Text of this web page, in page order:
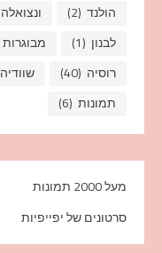
הולנד (2) ונצואלה
לבנון (1) מבוגרות
רוסיה (40) שוודיה
תמונות (6)
מעל 2000 תמונות
סרטונים של יפייפיות